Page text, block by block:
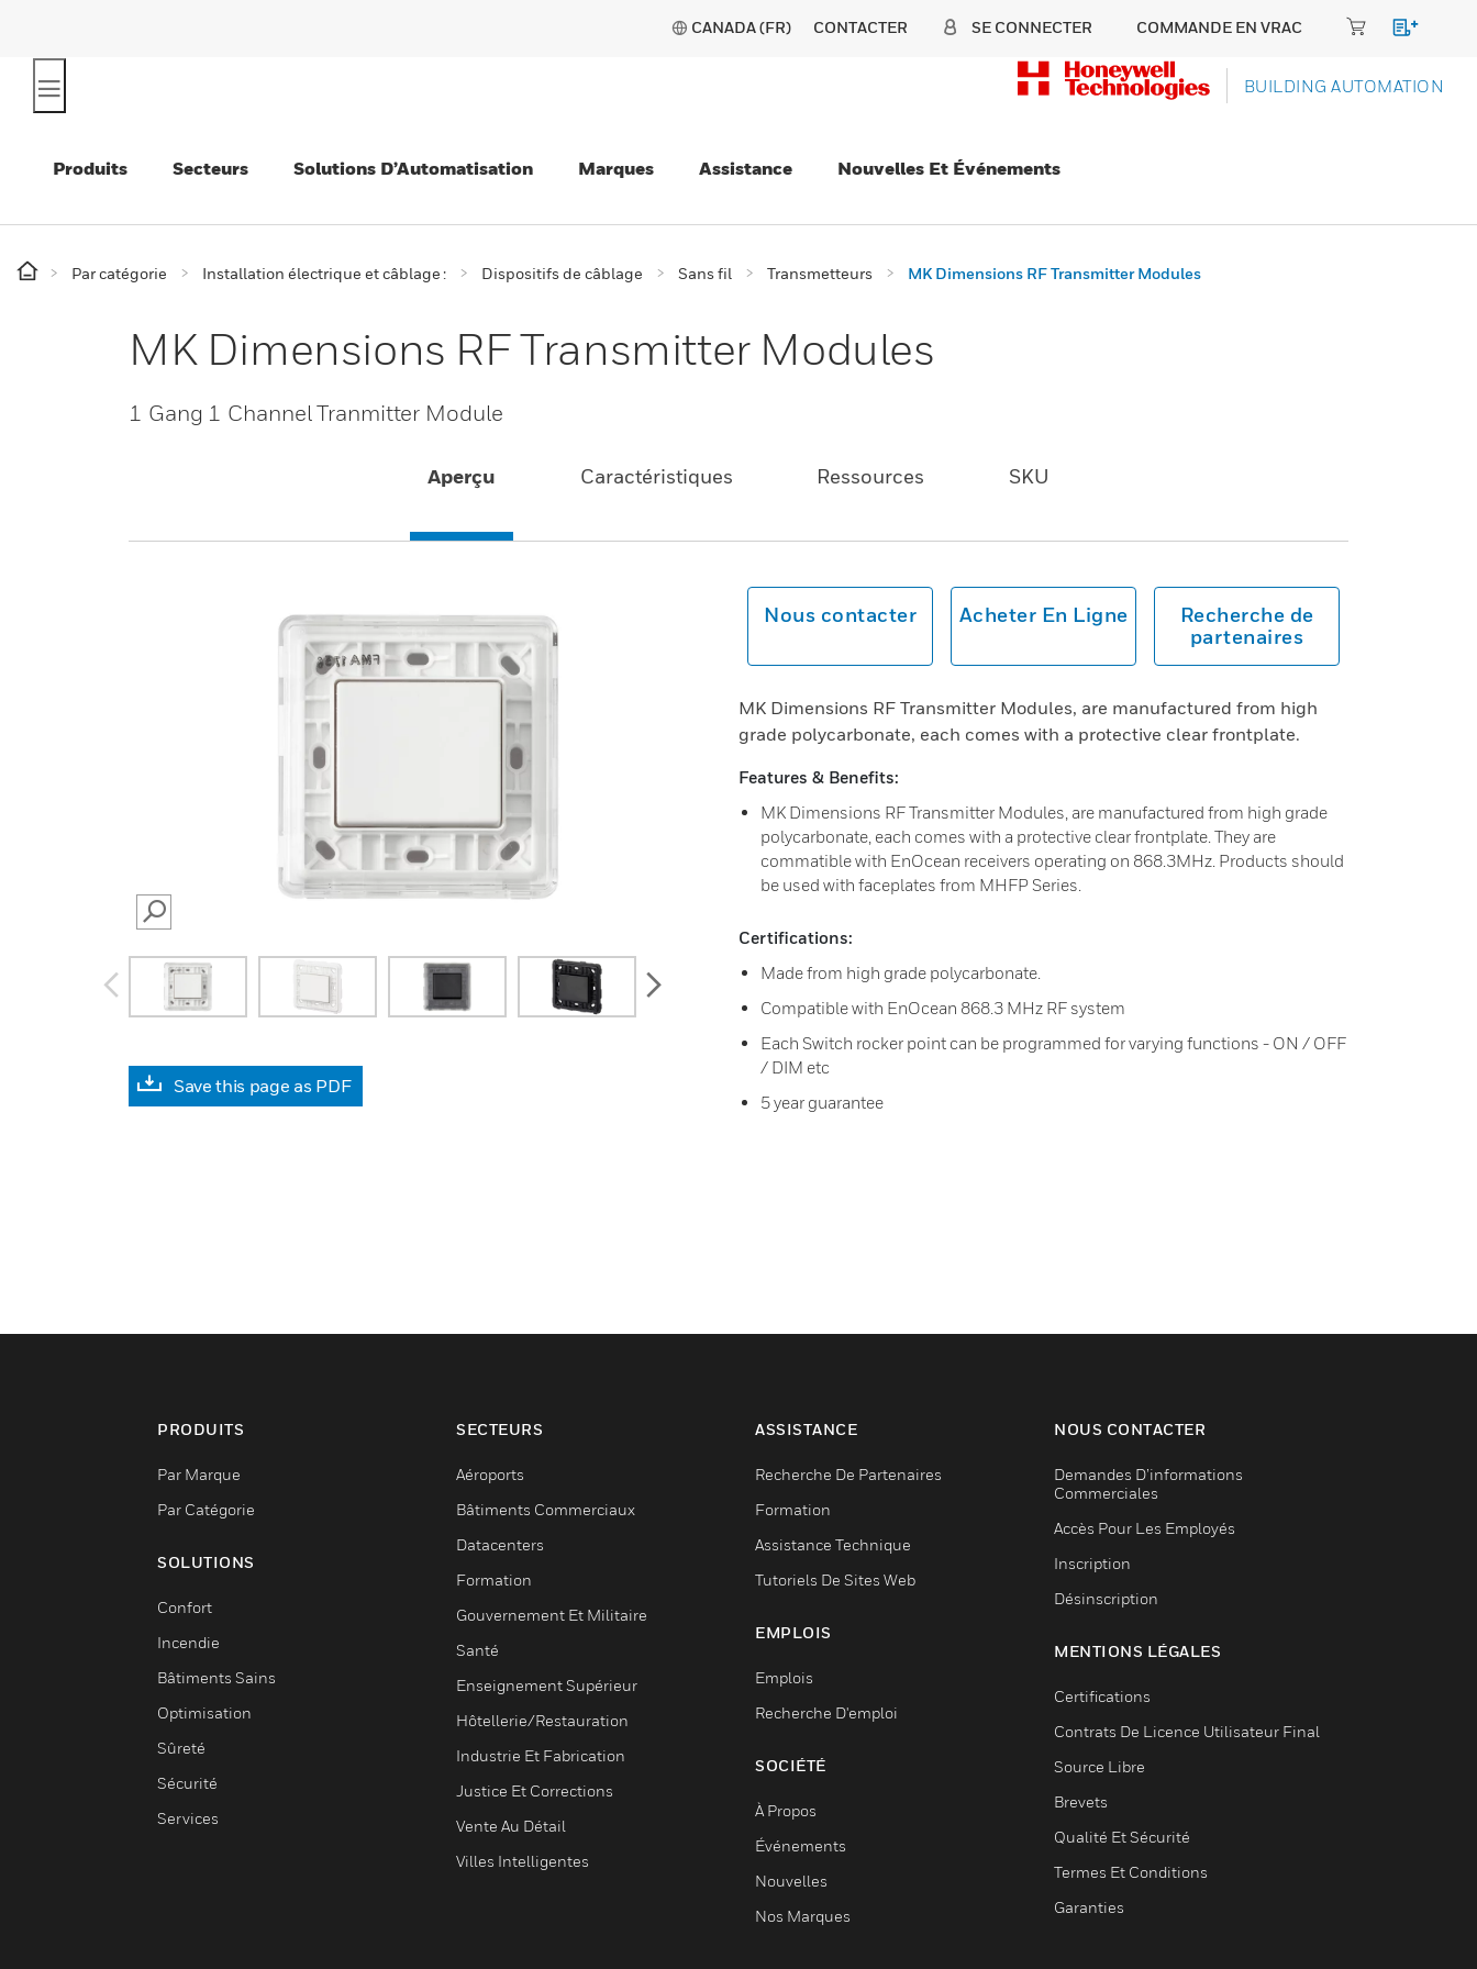
CANADA (FR) CONTACTER SE CONNECTER COMMANDE EN VRAC
BUILDING AUTOMATION
Produits Secteurs Solutions D’Automatisation Marques Assistance Nouvelles Et Événements
Par catégorie Installation électrique et câblage : Dispositifs de câblage Sans fil Transmetteurs MK Dimensions RF Transmitter Modules
MK Dimensions RF Transmitter Modules
1 Gang 1 Channel Tranmitter Module
Aperçu Caractéristiques Ressources SKU
SEARCH
Save this page as PDF
Nous contacter Acheter En Ligne
Recherche de
partenaires
MK Dimensions RF Transmitter Modules, are manufactured from high
grade polycarbonate, each comes with a protective clear frontplate.
Features & Benefits:
MK Dimensions RF Transmitter Modules, are manufactured from high grade
polycarbonate, each comes with a protective clear frontplate. They are
commatible with EnOcean receivers operating on 868.3MHz. Products should
be used with faceplates from MHFP Series.
Certifications:
Made from high grade polycarbonate.
Compatible with EnOcean 868.3 MHz RF system
Each Switch rocker point can be programmed for varying functions - ON / OFF
/ DIM etc
5 year guarantee
PRODUITS
Par Marque
Par Catégorie
SOLUTIONS
Confort
Incendie
Bâtiments Sains
Optimisation
Sûreté
Sécurité
Services
SECTEURS
Aéroports
Bâtiments Commerciaux
Datacenters
Formation
Gouvernement Et Militaire
Santé
Enseignement Supérieur
Hôtellerie/Restauration
Industrie Et Fabrication
Justice Et Corrections
Vente Au Détail
Villes Intelligentes
ASSISTANCE
Recherche De Partenaires
Formation
Assistance Technique
Tutoriels De Sites Web
EMPLOIS
Emplois
Recherche D'emploi
SOCIÉTÉ
À Propos
Événements
Nouvelles
Nos Marques
NOUS CONTACTER
Demandes D’informations
Commerciales
Accès Pour Les Employés
Inscription
Désinscription
MENTIONS LÉGALES
Certifications
Contrats De Licence Utilisateur Final
Source Libre
Brevets
Qualité Et Sécurité
Termes Et Conditions
Garanties